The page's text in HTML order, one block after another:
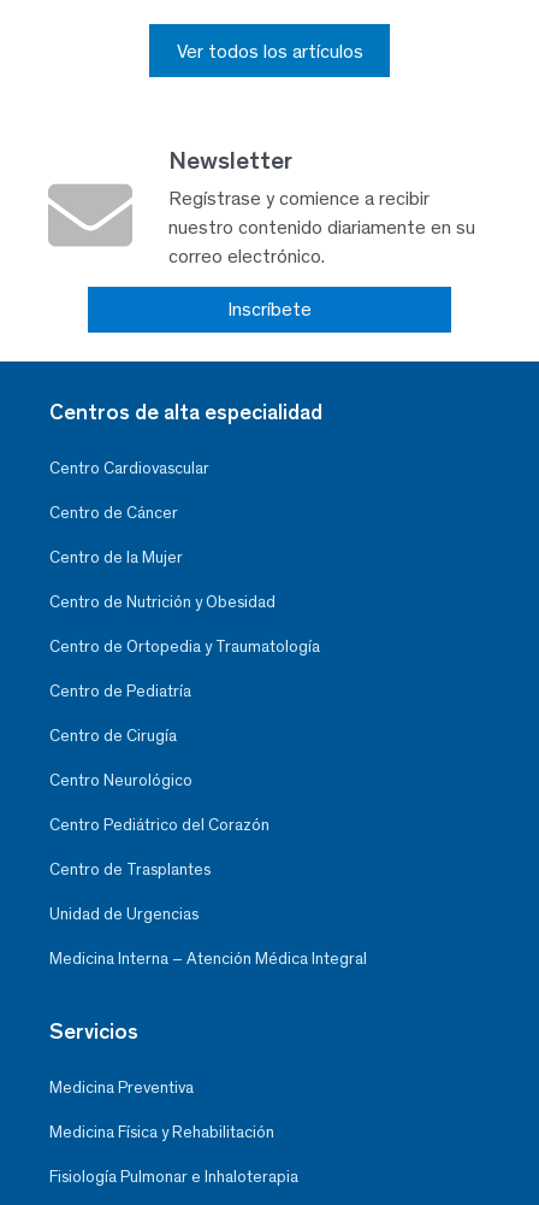
Ver todos los artículos
Newsletter
Regístrase y comience a recibir
nuestro contenido diariamente en su
correo electrónico.
Inscríbete
Centros de alta especialidad
Centro Cardiovascular
Centro de Cáncer
Centro de la Mujer
Centro de Nutrición y Obesidad
Centro de Ortopedia y Traumatología
Centro de Pediatría
Centro de Cirugía
Centro Neurológico
Centro Pediátrico del Corazón
Centro de Trasplantes
Unidad de Urgencias
Medicina Interna – Atención Médica Integral
Servicios
Medicina Preventiva
Medicina Física y Rehabilitación
Fisiología Pulmonar e Inhaloterapia